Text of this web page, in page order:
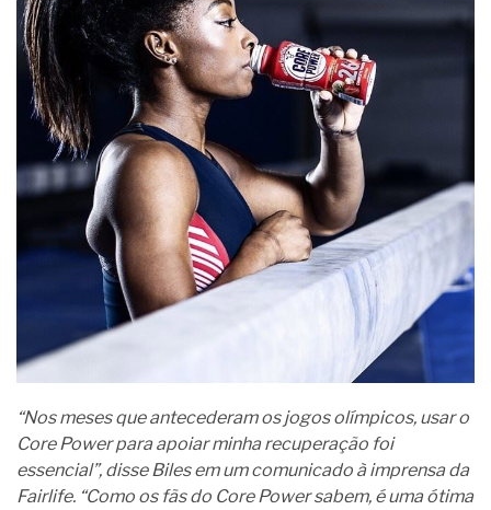
“Nos meses que antecederam os jogos olímpicos, usar o
Core Power para apoiar minha recuperação foi
essencial”, disse Biles em um comunicado à imprensa da
Fairlife. “Como os fãs do Core Power sabem, é uma ótima